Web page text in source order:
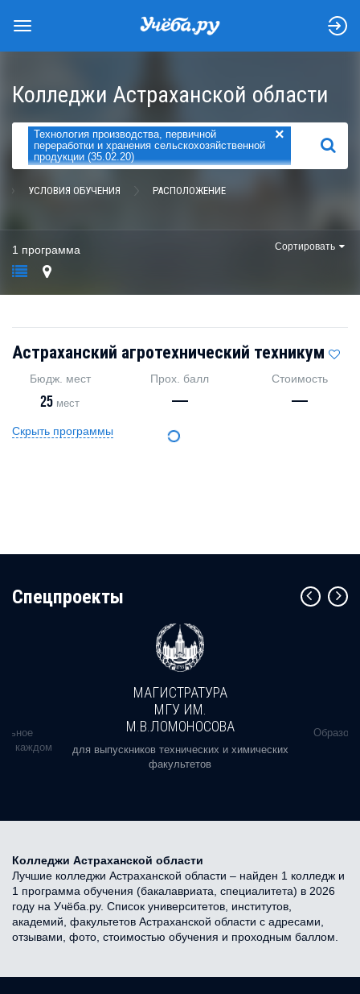
Колледжи Астраханской области
Технология производства, первичной
переработки и хранения сельскохозяйственной
продукции (35.02.20)
×
НАЙТИ
УСЛОВИЯ ОБУЧЕНИЯ РАСПОЛОЖЕНИЕ
1 программа Сортировать
Астраханский агротехнический техникум
Бюдж. мест
25 мест
Прох. балл
—
Стоимость
—
Скрыть программы
Cпецпроекты
в каждом
МАГИСТРАТУРА
МГУ ИМ.
М.В.ЛОМОНОСОВА
для выпускников технических и химических
факультетов
Колледжи Астраханской области
Лучшие колледжи Астраханской области – найден 1 колледж и
1 программа обучения (бакалавриата, специалитета) в 2026
году на Учёба.ру. Список университетов, институтов,
академий, факультетов Астраханской области с адресами,
отзывами, фото, стоимостью обучения и проходным баллом.